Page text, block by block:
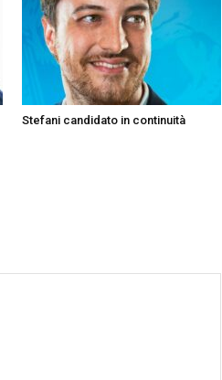
Stefani candidato in continuità